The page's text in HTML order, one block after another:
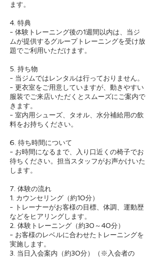
ます。
4. 特典
- 体験トレーニング後の1週間以内は、当ジ
ムが提供するグループトレーニングを受け放
題でご利用いただけます。
5. 持ち物
- 当ジムではレンタルは行っておりません。
- 更衣室をご用意していますが、動きやすい
服装でご来店いただくとスムーズにご案内で
きます。
- 室内用シューズ、タオル、水分補給用の飲
料をお持ちください。
6. 待ち時間について
- お時間になるまで、入り口近くの椅子でお
待ちください。担当スタッフがお声かけいた
します。
7. 体験の流れ
1. カウンセリング（約10分）
- トレーナーがお客様の目標、体調、運動歴
などをヒアリングします。
2. 体験トレーニング（約30～40分）
- お客様のレベルに合わせたトレーニングを
実施します。
3. 当日入会案内（約30分）（※入会者の